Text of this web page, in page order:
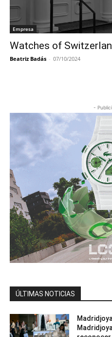
Empresa
Watches of
Beatriz Badás - 07/10/2024
-
ÚLTIMAS NOTICIAS